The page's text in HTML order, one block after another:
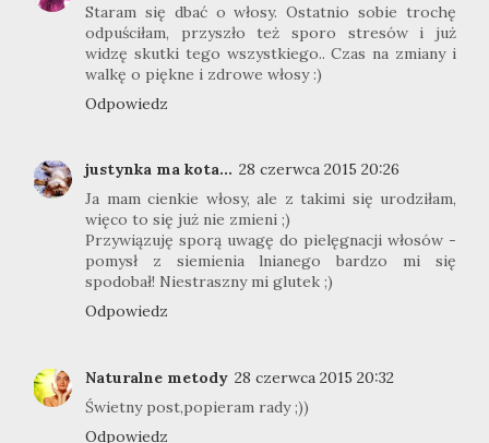
Staram się dbać o włosy. Ostatnio sobie trochę
odpuściłam, przyszło też sporo stresów i już
widzę skutki tego wszystkiego.. Czas na zmiany i
walkę o piękne i zdrowe włosy :)
Odpowiedz
justynka ma kota... 28 czerwca 2015 20:26
Ja mam cienkie włosy, ale z takimi się urodziłam,
więco to się już nie zmieni ;)
Przywiązuję sporą uwagę do pielęgnacji włosów -
pomysł z siemienia lnianego bardzo mi się
spodobał! Niestraszny mi glutek ;)
Odpowiedz
Naturalne metody 28 czerwca 2015 20:32
Świetny post,popieram rady ;))
Odpowiedz